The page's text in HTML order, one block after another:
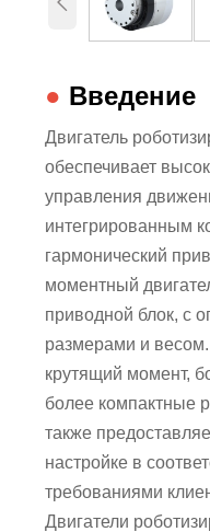
● Введение
Двигатель
обеспечивает
управления
интегрированным
гармонический
моментный
приводной блок, с
размерами и
крутящий момент,
более компактные
также
настройке в
требованиями
Двигатели